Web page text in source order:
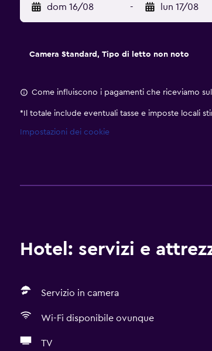
dom 16/08 - lun 17/08
Camera Standard, Tipo di letto non noto
Come influiscono i pagamenti che riceviamo
* Il totale include eventuali tasse e imposte locali
Impostazioni dei cookie
Hotel: servizi e
Servizio in camera
Wi-Fi disponibile ovunque
TV